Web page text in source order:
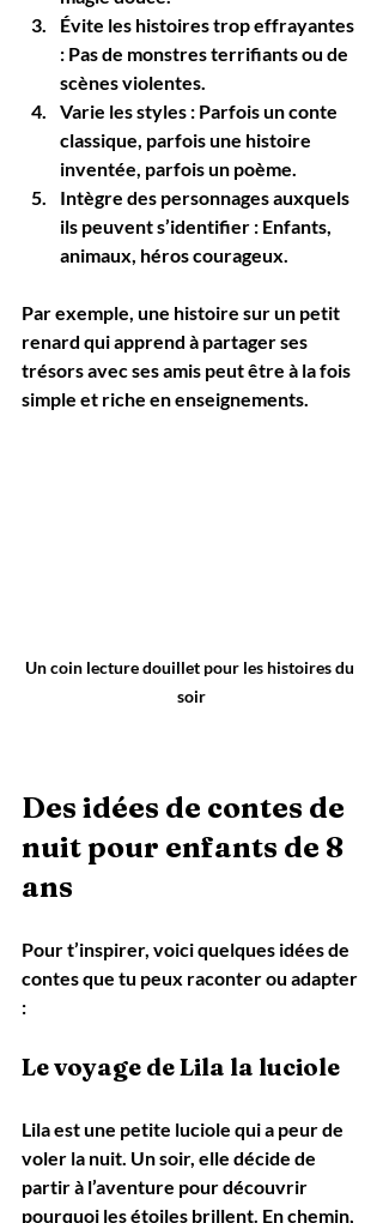
Évite les histoires trop effrayantes
: Pas de monstres terrifiants ou de
scènes violentes.
Varie les styles : Parfois un conte
classique, parfois une histoire
inventée, parfois un poème.
Intègre des personnages auxquels
ils peuvent s’identifier : Enfants,
animaux, héros courageux.
Par exemple, une histoire sur un petit
renard qui apprend à partager ses
trésors avec ses amis peut être à la fois
simple et riche en enseignements.
Un coin lecture douillet pour les histoires du
soir
Des idées de contes de
nuit pour enfants de 8
ans
Pour t’inspirer, voici quelques idées de
contes que tu peux raconter ou adapter
:
Le voyage de Lila la luciole
Lila est une petite luciole qui a peur de
voler la nuit. Un soir, elle décide de
partir à l’aventure pour découvrir
pourquoi les étoiles brillent. En chemin,